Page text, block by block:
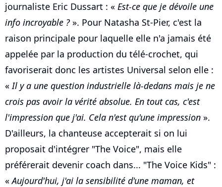
journaliste Eric Dussart : « Est-ce que je dévoile une
info incroyable ?». Pour Natasha St-Pier, c'est la
raison principale pour laquelle elle n'a jamais été
appelée par la production du télé-crochet, qui
favoriserait donc les artistes Universal selon elle :
«Il y a une question industrielle là-dedans mais je ne
crois pas avoir la vérité absolue. En tout cas, c'est
l'impression que j'ai. Cela n'est qu'une impression ».
D'ailleurs, la chanteuse accepterait si on lui
proposait d'intégrer "The Voice", mais elle
préférerait devenir coach dans... "The Voice Kids" :
«Aujourd'hui, j'ai la sensibilité d'une maman, et